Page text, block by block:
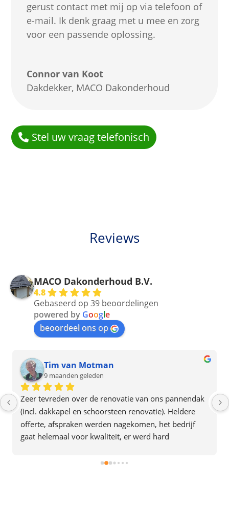
gerust contact met mij op via telefoon of
e-mail. Ik denk graag met u mee en zorg
voor een passende oplossing.
Connor van Koot
Dakdekker, MACO Dakonderhoud
Stel uw vraag telefonisch
Reviews
MACO Dakonderhoud B.V.
4.8
Gebaseerd op 39 beoordelingen
powered by Google
beoordeel ons op
Tim van Motman
9 maanden geleden
Zeer tevreden over de renovatie van ons pannendak
(incl. dakkapel en schoorsteen renovatie). Heldere
offerte, afspraken werden nagekomen, het bedrijf
gaat helemaal voor kwaliteit, er werd hard
ook de indruk plezier in hun werk te hebben. Een